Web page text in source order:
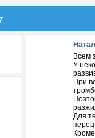
Всем
У
При
Для